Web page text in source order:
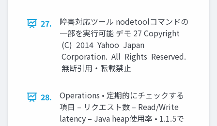
27.
障害対応ツール nodetoolコマンドの
一部を実行可能 デモ 27 Copyright
(C) 2014 Yahoo Japan
Corporation. All Rights Reserved.
無断引用・転載禁止
28.
Operations • 定期的にチェックする
項目 – リクエスト数 – Read/Write
latency – Java heap使用率 • 1.1.5で